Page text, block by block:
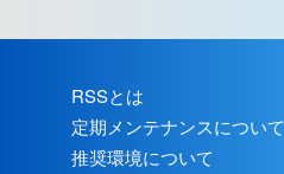
RSSとは
定期メンテナンスについて
推奨環境について